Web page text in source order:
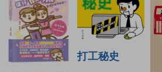
打工秘史